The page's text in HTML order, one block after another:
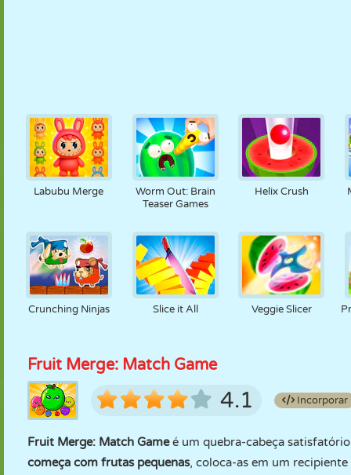
Labubu Merge
Worm Out: Brain
Teaser Games
Helix Crush
Crunching Ninjas Slice it All Veggie Slicer
Fruit Merge: Match Game
4.1 Incorporar
Fruit Merge: Match Gameé um quebra-cabeça
começa com frutas pequenas, coloca-as em um